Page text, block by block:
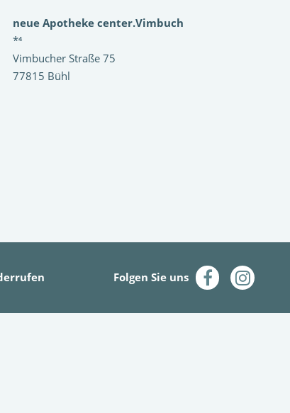
neue Apotheke center.Vimbuch
*⁴
Vimbucher Straße 75
77815 Bühl
Folgen Sie uns